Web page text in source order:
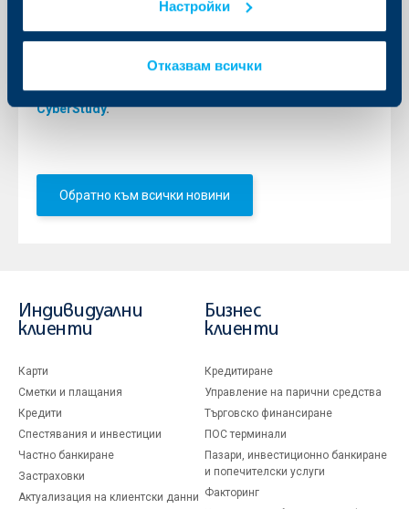
Настройки
Отказвам всички
предпазването на лицата от превръщането им в
измами може да бъде намерена вYouTube канала
въпросите за онлайн сигурността на ОББ –
CyberStudy.
Обратно към всички новини
Индивидуални
клиенти
Карти
Сметки и плащания
Кредити
Спестявания и инвестиции
Частно банкиране
Застраховки
Актуализация на клиентски данни
Бизнес
клиенти
Кредитиране
Управление на парични средства
Търговско финансиране
ПОС терминали
Пазари, инвестиционно банкиране
и попечителски услуги
Факторинг